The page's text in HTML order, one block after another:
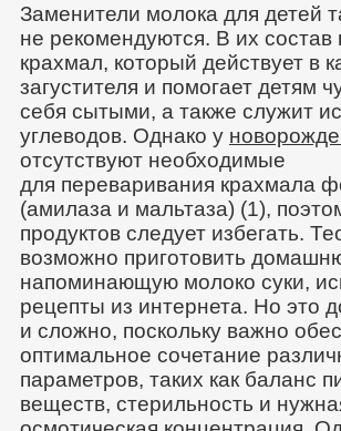
Заменители молока для детей
не рекомендуются. В их состав
крахмал, который действует в
загустителя и помогает детям
себя сытыми, а также служит
углеводов. Однако у
отсутствуют необходимые
для переваривания крахмала
(амилаза и мальтаза) (1),
продуктов следует избегать.
возможно приготовить
напоминающую молоко суки,
рецепты из интернета. Но это
и сложно, поскольку важно
оптимальное сочетание
параметров, таких как баланс
веществ, стерильность и